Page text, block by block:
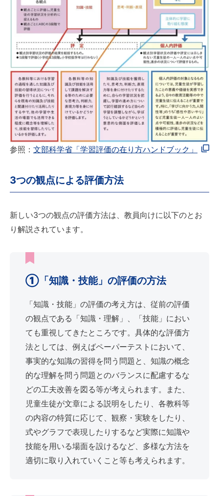
参照： 文部科学省「学習評価の在り方ハンドブック」
3つの観点による評価方法
新しい3つの観点の評価方法は、教員向けに以下のとお
り解説されています。
①「知識・技能」の評価の方法
「知識・技能」の評価の考え方は、従前の評価
の観点である「知識・理解」、「技能」におい
ても重視してきたところです。具体的な評価方
法としては、例えばペーパーテストにおいて、
事実的な知識の習得を問う問題と、知識の概念
的な理解を問う問題とのバランスに配慮するな
どの工夫改善を図る等が考えられます。また、
児童生徒が文章による説明をしたり、各教科等
の内容の特質に応じて、観察・実験をしたり、
式やグラフで表現したりするなど実際に知識や
技能を用いる場面を設けるなど、多様な方法を
適切に取り入れていくこと等も考えられます。